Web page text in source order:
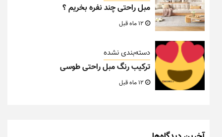
مبل راحتی چند نفره بخریم ؟
دسته‌بندی نشده
ترکیب رنگ مبل راحتی طوسی